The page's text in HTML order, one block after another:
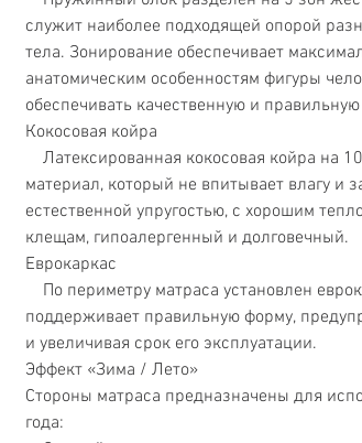
служит наиболее подходящей опорой
тела. Зонирование обеспечивает
анатомическим особенностям фигуры
обеспечивать качественную и
Кокосовая койра
Латексированная кокосовая койра на
материал, который не впитывает влагу и
естественной упругостью, с хорошим
клещам, гипоалергенный и долговечный.
Еврокаркас
По периметру матраса установлен
поддерживает правильную форму,
и увеличивая срок его эксплуатации.
Эффект «Зима / Лето»
Стороны матраса предназначены для
года: